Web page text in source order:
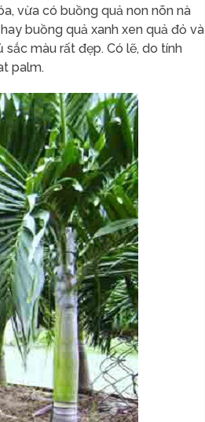
vừa có buồng quả non nõn nà
buồng quả xanh xen quả đỏ và
màu rất đẹp. Có lẽ, do tính
palm.